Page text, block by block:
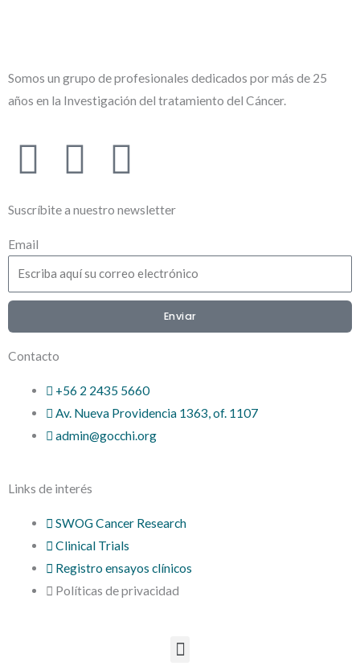
Somos un grupo de profesionales dedicados por más de 25
años en la Investigación del tratamiento del Cáncer.
L
i
n
k
e
d
i
n
T
w
t
t
r
Y
o
t
u
e
Suscríbite a nuestro newsletter
Email
Enviar
Contacto
+56 2 2435 5660
Av. Nueva Providencia 1363, of. 1107
admin@gocchi.org
Links de interés
SWOG Cancer Research
Clinical Trials
Registro ensayos clínicos
Políticas de privacidad
Menu